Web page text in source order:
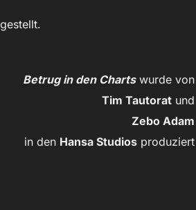
Betrug in den Chartswurde von
Tim Tautorat und
Zebo Adam
in den Hansa Studios produziert